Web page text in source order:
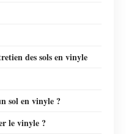
des sols en vinyle
sol en vinyle ?
le vinyle ?